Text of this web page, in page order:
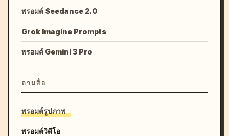
พรอมต์ Seedance 2.0
Grok Imagine Prompts
พรอมต์ Gemini 3 Pro
ตามสื่อ
พรอมต์รูปภาพ
พรอมต์วิดีโอ